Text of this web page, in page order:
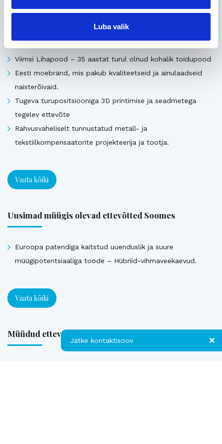
Luba valik
osakoormavedusid Lääne-Euroopa, Skandinaavia ning
Viimsi Lihapood – 35 aastat turul olnud kohalik toidupood
Eesti moebränd, mis pakub kvaliteetseid ja ainulaadseid
naisterõivaid.
Tugeva turupositsiooniga 3D printimise ja seadmetega
tegelev ettevõte
Rahvusvaheliselt tunnustatud metall- ja
tekstiilkompensaatorite projekteerija ja tootja.
Vaata kõiki
Uusimad müügis olevad ettevõtted Soomes
Euroopa patendiga kaitstud uuenduslik ja suure
müügipotentsiaaliga toode – Hübriid-vihmaveekaevud.
Vaata kõiki
Müüdud ettevõtted
Jätke kontaktisoov